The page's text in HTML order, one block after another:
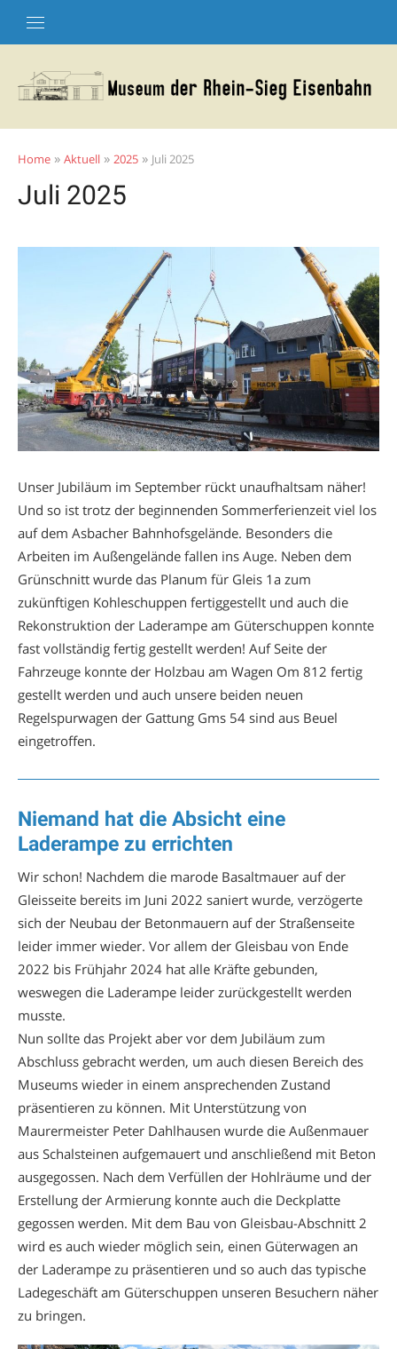
Home » Aktuell » 2025 » Juli 2025
Juli 2025
Unser Jubiläum im September rückt unaufhaltsam näher!
Und so ist trotz der beginnenden Sommerferienzeit viel los
auf dem Asbacher Bahnhofsgelände. Besonders die
Arbeiten im Außengelände fallen ins Auge. Neben dem
Grünschnitt wurde das Planum für Gleis 1a zum
zukünftigen Kohleschuppen fertiggestellt und auch die
Rekonstruktion der Laderampe am Güterschuppen konnte
fast vollständig fertig gestellt werden! Auf Seite der
Fahrzeuge konnte der Holzbau am Wagen Om 812 fertig
gestellt werden und auch unsere beiden neuen
Regelspurwagen der Gattung Gms 54 sind aus Beuel
eingetroffen.
Niemand hat die Absicht eine
Laderampe zu errichten
Wir schon! Nachdem die marode Basaltmauer auf der
Gleisseite bereits im Juni 2022 saniert wurde, verzögerte
sich der Neubau der Betonmauern auf der Straßenseite
leider immer wieder. Vor allem der Gleisbau von Ende
2022 bis Frühjahr 2024 hat alle Kräfte gebunden,
weswegen die Laderampe leider zurückgestellt werden
musste.
Nun sollte das Projekt aber vor dem Jubiläum zum
Abschluss gebracht werden, um auch diesen Bereich des
Museums wieder in einem ansprechenden Zustand
präsentieren zu können. Mit Unterstützung von
Maurermeister Peter Dahlhausen wurde die Außenmauer
aus Schalsteinen aufgemauert und anschließend mit Beton
ausgegossen. Nach dem Verfüllen der Hohlräume und der
Erstellung der Armierung konnte auch die Deckplatte
gegossen werden. Mit dem Bau von Gleisbau-Abschnitt 2
wird es auch wieder möglich sein, einen Güterwagen an
der Laderampe zu präsentieren und so auch das typische
Ladegeschäft am Güterschuppen unseren Besuchern näher
zu bringen.